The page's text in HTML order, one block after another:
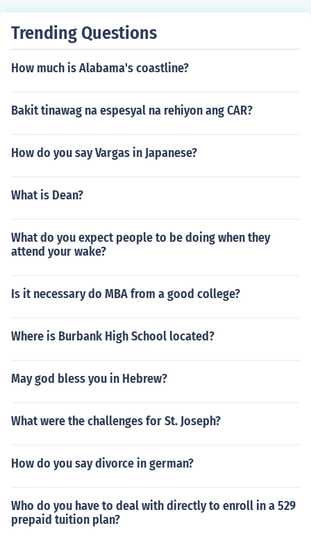
Trending Questions
How much is Alabama's coastline?
Bakit tinawag na espesyal na rehiyon ang CAR?
How do you say Vargas in Japanese?
What is Dean?
What do you expect people to be doing when they
attend your wake?
Is it necessary do MBA from a good college?
Where is Burbank High School located?
May god bless you in Hebrew?
What were the challenges for St. Joseph?
How do you say divorce in german?
Who do you have to deal with directly to enroll in a 529
prepaid tuition plan?